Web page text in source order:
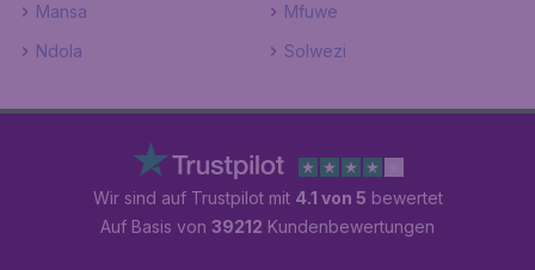
Mansa
Mfuwe
Ndola
Solwezi
Wir sind auf Trustpilot mit 4.1 von 5 bewertet
Auf Basis von 39212 Kundenbewertungen